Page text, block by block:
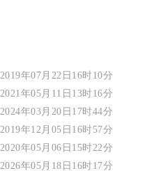
2019年07月22日16时10分
2021年05月11日13时16分
2024年03月20日17时44分
2019年12月05日16时57分
2020年05月06日15时22分
2026年05月18日16时17分